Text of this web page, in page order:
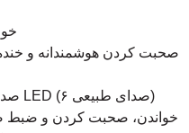
۱.
۳. صداهای آرامش‌بخش جادویی با تغییر LED (۶ صدای طبیعی)
۴. خواندن، صحبت کردن و ضبط